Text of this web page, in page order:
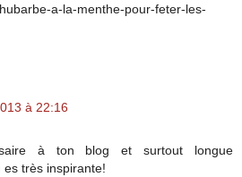
a-la-menthe-pour-feter-les-
à 22:16
à ton blog et surtout longue
très inspirante!